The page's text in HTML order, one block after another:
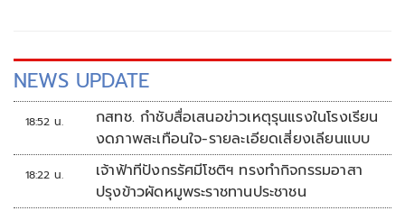
NEWS UPDATE
18:52 น.
กสทช. กำชับสื่อเสนอข่าวเหตุรุนแรงในโรงเรียน
งดภาพสะเทือนใจ-รายละเอียดเสี่ยงเลียนแบบ
18:22 น.
เจ้าฟ้าทีปังกรรัศมีโชติฯ ทรงทำกิจกรรมอาสา
ปรุงข้าวผัดหมูพระราชทานประชาชน